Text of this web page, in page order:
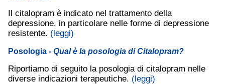
Il citalopram è indicato nel trattamento della
depressione, in particolare nelle forme di depressione
resistente. (leggi)
Posologia - Qual è la posologia di Citalopram?
Riportiamo di seguito la posologia di citalopram nelle
diverse indicazioni terapeutiche. (leggi)